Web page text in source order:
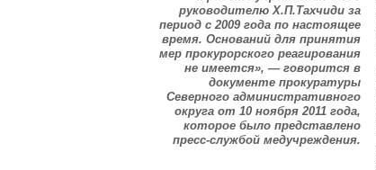
руководителю Х.П.Тахчиди за
период с 2009 года по настоящее
время. Оснований для принятия
мер прокурорского реагирования
не имеется», — говорится в
документе прокуратуры
Северного административного
округа от 10 ноября 2011 года,
которое было представлено
пресс-службой медучреждения.